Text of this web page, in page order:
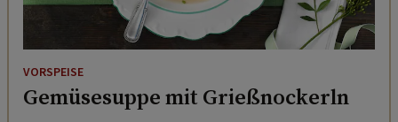
VORSPEISE
Gemüsesuppe mit Grießnockerln